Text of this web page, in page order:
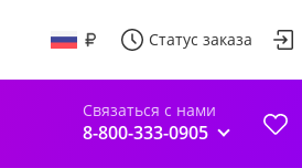
Статус заказа
Связаться с нами
8-800-333-0905